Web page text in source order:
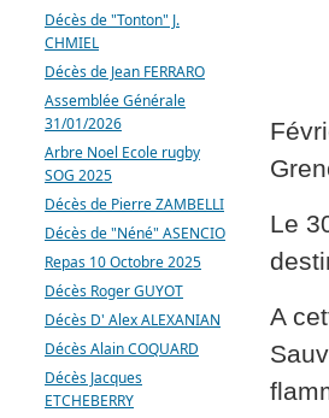
Le
A
Décès de "Tonton" J.
CHMIEL
Décès de Jean FERRARO
Assemblée Générale
31/01/2026
Arbre Noel Ecole rugby
SOG 2025
Décès de Pierre ZAMBELLI
Décès de "Néné" ASENCIO
Repas 10 Octobre 2025
Décès Roger GUYOT
Décès D' Alex ALEXANIAN
Décès Alain COQUARD
Décès Jacques
ETCHEBERRY